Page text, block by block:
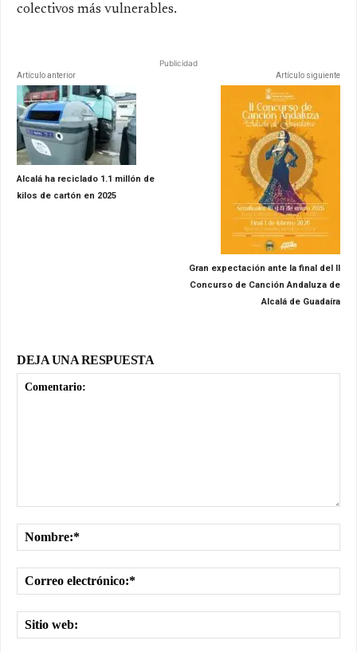
colectivos más vulnerables.
Publicidad
Artículo anterior
Alcalá ha reciclado 1.1 millón de
kilos de cartón en 2025
Artículo siguiente
Gran expectación ante la final del II
Concurso de Canción Andaluza de
Alcalá de Guadaíra
DEJA UNA RESPUESTA